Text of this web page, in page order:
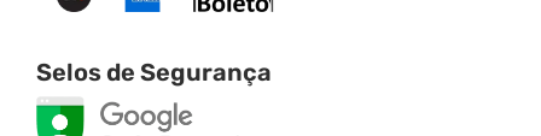
Selos de Segurança